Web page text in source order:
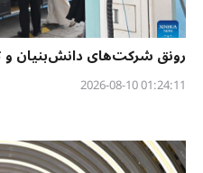
رونق شرکت‌های دانش‌بنیان
01:24:11 2026-08-10